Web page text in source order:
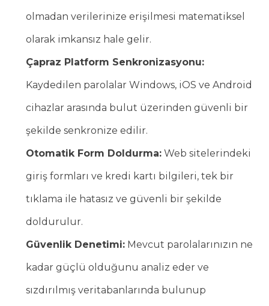
olmadan verilerinize erişilmesi matematiksel
olarak imkansız hale gelir.
Çapraz Platform Senkronizasyonu:
Kaydedilen parolalar Windows, iOS ve Android
cihazlar arasında bulut üzerinden güvenli bir
şekilde senkronize edilir.
Otomatik Form Doldurma: Web sitelerindeki
giriş formları ve kredi kartı bilgileri, tek bir
tıklama ile hatasız ve güvenli bir şekilde
doldurulur.
Güvenlik Denetimi: Mevcut parolalarınızın ne
kadar güçlü olduğunu analiz eder ve
sızdırılmış veritabanlarında bulunup